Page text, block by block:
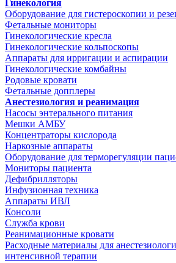
Гинекология
Оборудование для гистероскопии и
Фетальные мониторы
Гинекологические кресла
Гинекологические кольпоскопы
Аппараты для ирригации и аспирации
Гинекологические комбайны
Родовые кровати
Фетальные допплеры
Анестезиология и реанимация
Насосы энтерального питания
Мешки АМБУ
Концентраторы кислорода
Наркозные аппараты
Оборудование для терморегуляции
Мониторы пациента
Дефибрилляторы
Инфузионная техника
Аппараты ИВЛ
Консоли
Служба крови
Реанимационные кровати
Расходные материалы для
интенсивной терапии